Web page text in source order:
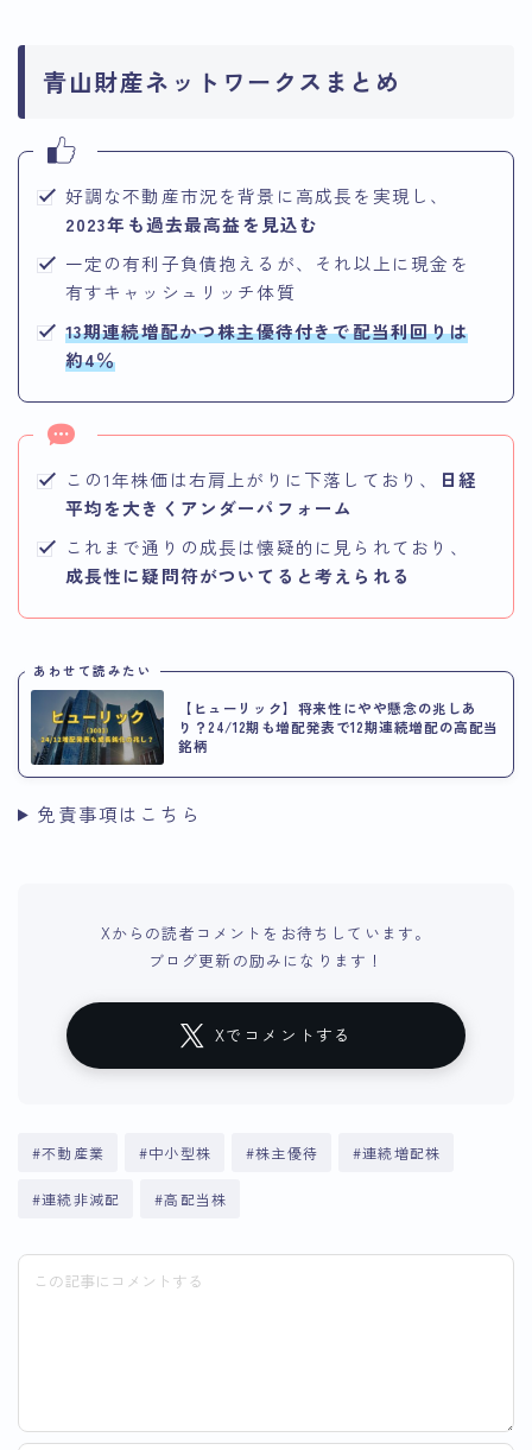
青山財産ネットワークスまとめ
好調な不動産市況を背景に高成長を実現し、
2023年も過去最高益を見込む
一定の有利子負債抱えるが、それ以上に現金を
有すキャッシュリッチ体質
13期連続増配かつ株主優待付きで配当利回りは
約4％
この1年株価は右肩上がりに下落しており、
日経
平均を大きくアンダーパフォーム
これまで通りの成長は懐疑的に見られており、
成長性に疑問符がついてると考えられる
あわせて読みたい
【ヒューリック】将来性にやや懸念の兆しあ
り？24/12期も増配発表で12期連続増配の高配当
銘柄
免責事項はこちら
Xからの読者コメントをお待ちしています。
ブログ更新の励みになります！
Xでコメントする
#不動産業 #中小型株 #株主優待 #連続増配株
#連続非減配 #高配当株